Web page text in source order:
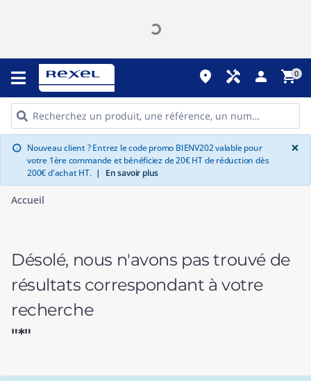
place handyman person shopping_cart0
info Nouveau client ? Entrez le code promo BIENV202 valable pour
votre 1ère commande et bénéficiez de 20€ HT de réduction dès
200€ d'achat HT. | En savoir plus
×
Accueil
Désolé, nous n'avons pas trouvé de
résultats correspondant à votre
recherche
"*"